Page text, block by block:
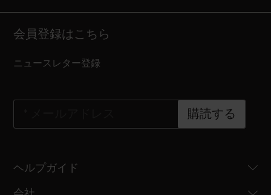
会員登録はこちら
ニュースレター登録
購読する
ヘルプガイド